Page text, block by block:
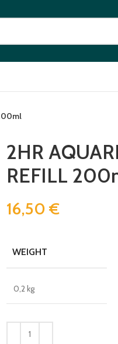
2HR
REFILL
16,50 €
WEIGHT
0,2 kg